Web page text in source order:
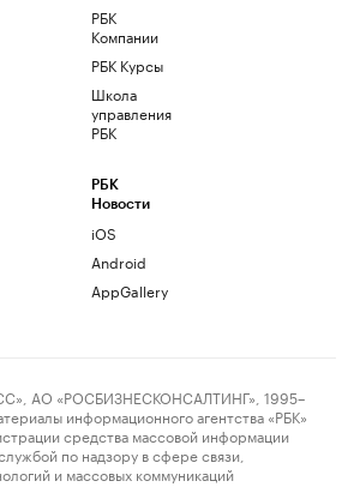
РБК
Компании
РБК Курсы
Школа
управления
РБК
РБК
Новости
iOS
Android
AppGallery
АО «РОСБИЗНЕСКОНСАЛТИНГ», 1995–
информационного агентства «РБК»
средства массовой информации
по надзору в сфере связи,
и массовых коммуникаций